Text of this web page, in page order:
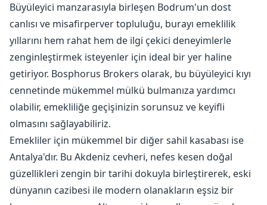
Büyüleyici manzarasıyla birleşen Bodrum'un dost
canlısı ve misafirperver topluluğu, burayı emeklilik
yıllarını hem rahat hem de ilgi çekici deneyimlerle
zenginleştirmek isteyenler için ideal bir yer haline
getiriyor. Bosphorus Brokers olarak, bu büyüleyici kıyı
cennetinde mükemmel mülkü bulmanıza yardımcı
olabilir, emekliliğe geçişinizin sorunsuz ve keyifli
olmasını sağlayabiliriz.
Emekliler için mükemmel bir diğer sahil kasabası ise
Antalya'dır. Bu Akdeniz cevheri, nefes kesen doğal
güzellikleri zengin bir tarihi dokuyla birleştirerek, eski
dünyanın cazibesi ile modern olanakların eşsiz bir